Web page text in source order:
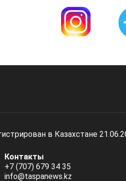
в Казахстане
Контакты
+7 (707) 679 34 35
info@taspanews.kz